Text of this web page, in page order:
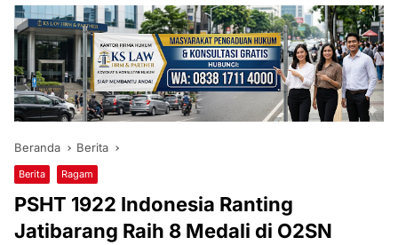
Beranda Berita
Berita Ragam
PSHT 1922 Indonesia Ranting
Jatibarang Raih 8 Medali di O2SN